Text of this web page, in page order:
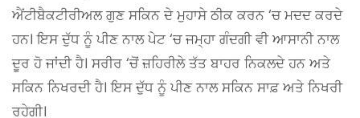
ਐਂਟੀਬੈਕਟੀਰੀਅਲ ਗੁਣ ਸਕਿਨ ਦੇ ਮੁਹਾਸੇ ਠੀਕ ਕਰਨ ‘ਚ ਮਦਦ ਕਰਦੇ
ਹਨ। ਇਸ ਦੁੱਧ ਨੂੰ ਪੀਣ ਨਾਲ ਪੇਟ ‘ਚ ਜਮ੍ਹਾ ਗੰਦਗੀ ਵੀ ਆਸਾਨੀ ਨਾਲ
ਦੂਰ ਹੋ ਜਾਂਦੀ ਹੈ। ਸਰੀਰ ‘ਚੋਂ ਜ਼ਹਿਰੀਲੇ ਤੱਤ ਬਾਹਰ ਨਿਕਲਦੇ ਹਨ ਅਤੇ
ਸਕਿਨ ਨਿਖਰਦੀ ਹੈ। ਇਸ ਦੁੱਧ ਨੂੰ ਪੀਣ ਨਾਲ ਸਕਿਨ ਸਾਫ਼ ਅਤੇ ਨਿਖਰੀ
ਰਹੇਗੀ।